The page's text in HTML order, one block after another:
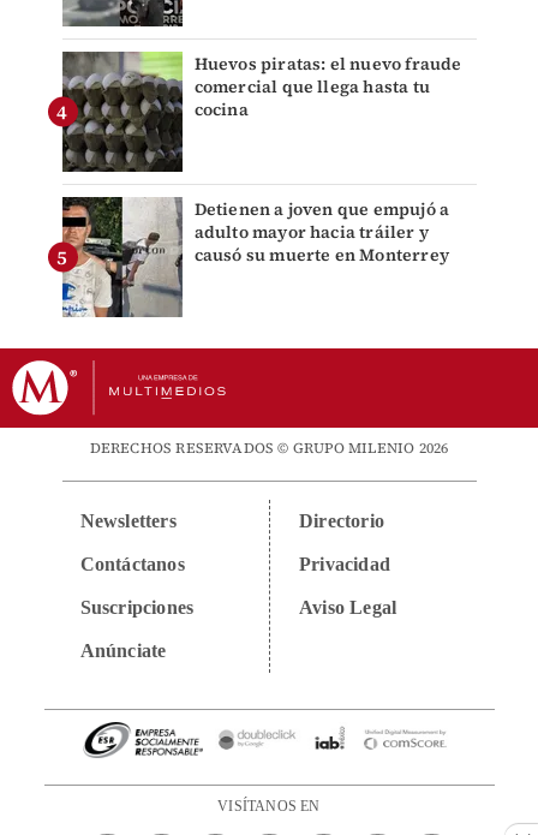
Huevos piratas: el nuevo fraude
comercial que llega hasta tu
cocina
Detienen a joven que empujó a
adulto mayor hacia tráiler y
causó su muerte en Monterrey
DERECHOS RESERVADOS © GRUPO MILENIO 2026
Newsletters
Contáctanos
Suscripciones
Anúnciate
Directorio
Privacidad
Aviso Legal
VISÍTANOS EN